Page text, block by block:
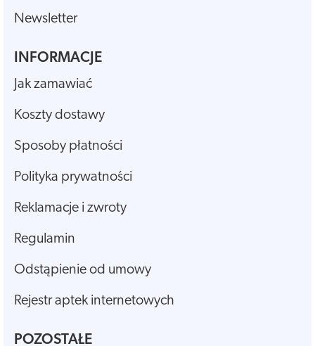
Newsletter
INFORMACJE
Jak zamawiać
Koszty dostawy
Sposoby płatności
Polityka prywatności
Reklamacje i zwroty
Regulamin
Odstąpienie od umowy
Rejestr aptek internetowych
POZOSTAŁE